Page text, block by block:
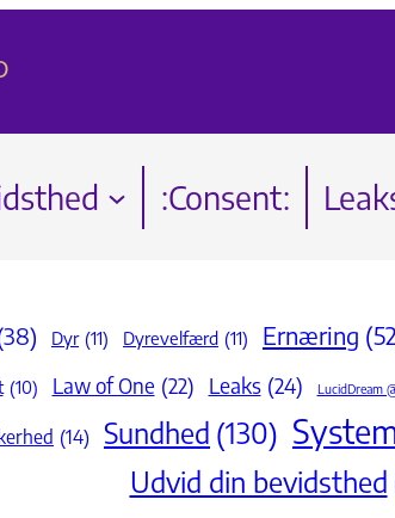
:Consent:
Dyr (11) Dyrevelfærd (11) Ernæring
(10) Law of One (22) Leaks (24) LucidDream
(14) Sundhed (130)
Udvid din bevidsthed